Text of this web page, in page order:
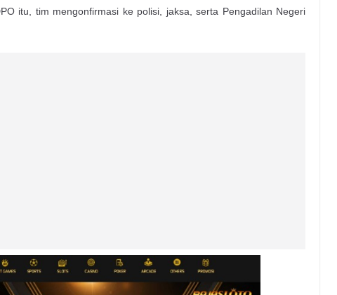
itu, tim mengonfirmasi ke polisi, jaksa, serta Pengadilan Negeri